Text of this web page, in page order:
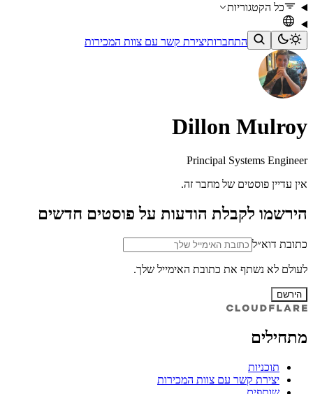
כל הקטגוריות
התחברותיצירת קשר עם צוות המכירות
Dillon Mulroy
Principal Systems Engineer
אין עדיין פוסטים של מחבר זה.
הירשמו לקבלת הודעות על פוסטים חדשים
כתובת דוא״ל
לעולם לא נשתף את כתובת האימייל שלך.
הירשם
מתחילים
תוכניות
יצירת קשר עם צוות המכירות